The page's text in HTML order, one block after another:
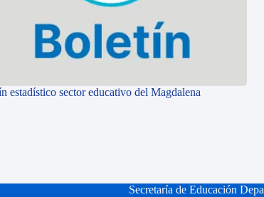
estadístico sector educativo del Magdalena
Secretaría de Educación